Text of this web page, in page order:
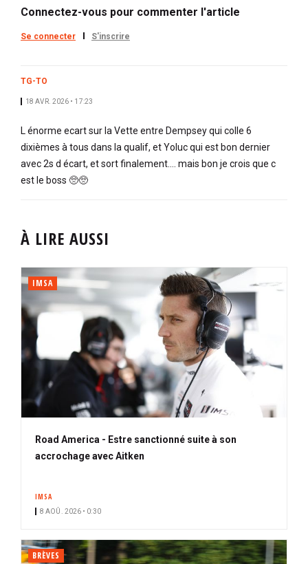
Connectez-vous pour commenter l'article
Se connecter S'inscrire
TG-TO
18 AVR. 2026 • 17:23
L énorme ecart sur la Vette entre Dempsey qui colle 6
dixièmes à tous dans la qualif, et Yoluc qui est bon dernier
avec 2s d écart, et sort finalement.... mais bon je crois que c
est le boss 🥺🥺
À LIRE AUSSI
IMSA
Road America - Estre sanctionné suite à son
accrochage avec Aitken
IMSA
8 AOÛ. 2026 • 0:30
BRÈVES